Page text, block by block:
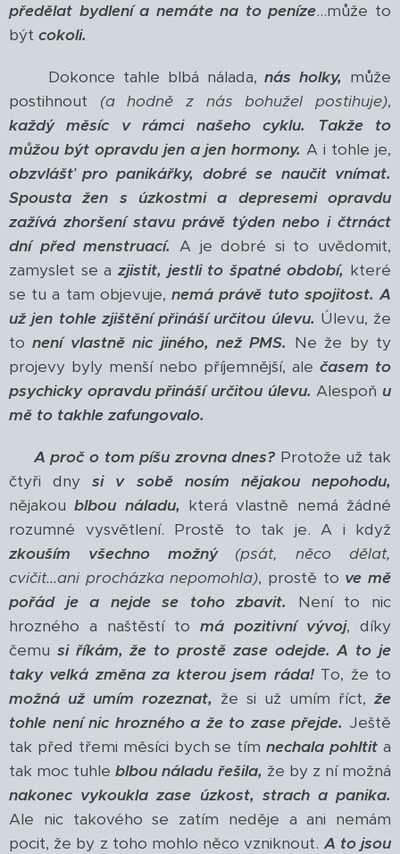
předělat bydlení a nemáte na to peníze...může to
být cokoli.
Dokonce tahle blbá nálada, nás holky, může
postihnout (a hodně z nás bohužel postihuje),
každý měsíc v rámci našeho cyklu.
Takže to
můžou být opravdu jen a jen hormony. A i tohle je,
obzvlášť pro panikářky, dobré se naučit vnímat.
Spousta žen s úzkostmi a depresemi opravdu
zažívá zhoršení stavu právě týden nebo i čtrnáct
dní před menstruací. A je dobré si to uvědomit,
zamyslet se a zjistit, jestli to špatné období, které
se tu a tam objevuje,nemá právě tuto spojitost. A
už jen tohle zjištění přináší určitou úlevu. Úlevu, že
tonení vlastně nic jiného, než PMS. Ne že by ty
projevy byly menší nebo příjemnější, ale časem to
psychicky opravdu přináší určitou úlevu. Alespoňu
mě to takhle zafungovalo.
A proč o tom píšu zrovna dnes? Protože už tak
čtyři dnysi v sobě nosím nějakou nepohodu,
nějakoublbou náladu, která vlastně nemá žádné
rozumné vysvětlení. Prostě to tak je. A i když
zkouším všechno možný
(psát, něco dělat,
cvičit...ani procházka nepomohla), prostě to ve mě
pořád je a nejde se toho zbavit.
Není to nic
hrozného a naštěstí to má pozitivní vývoj, díky
čemu si říkám, že to prostě zase odejde. A to je
taky velká změna za kterou jsem ráda!To, že to
možná už umím rozeznat, že si už umím říct, že
tohle není nic hrozného a že to zase přejde. Ještě
tak před třemi měsíci bych se tímnechala pohltit a
tak moc tuhleblbou náladu řešila, že by z ní možná
nakonec vykoukla zase úzkost, strach a panika.
Ale nic takového se zatím neděje a ani nemám
pocit, že by z toho mohlo něco vzniknout. A to jsou